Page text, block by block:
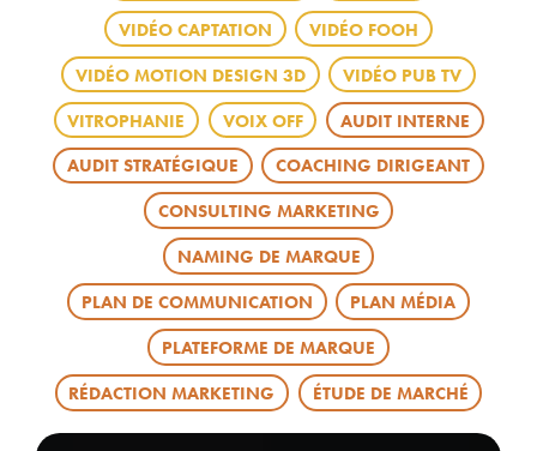
VIDÉO CAPTATION VIDÉO FOOH
VIDÉO MOTION DESIGN 3D VIDÉO PUB TV
VITROPHANIE VOIX OFF AUDIT INTERNE
AUDIT STRATÉGIQUE COACHING DIRIGEANT
CONSULTING MARKETING
NAMING DE MARQUE
PLAN DE COMMUNICATION PLAN MÉDIA
PLATEFORME DE MARQUE
RÉDACTION MARKETING ÉTUDE DE MARCHÉ